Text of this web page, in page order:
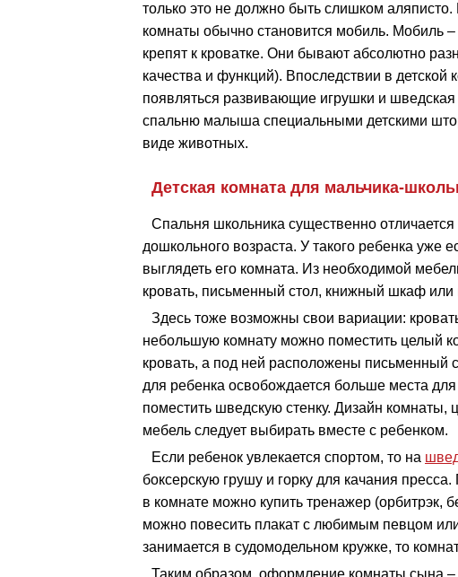
только это не должно быть слишком
комнаты обычно становится мобиль. Мобиль
крепят к кроватке. Они бывают абсолютно
качества и функций). Впоследствии в детской
появляться развивающие игрушки и
спальню малыша специальными детскими
виде животных.
Детская комната для мальчика-
Спальня школьника существенно отличается
дошкольного возраста. У такого ребенка уже
выглядеть его комната. Из необходимой
кровать, письменный стол, книжный шкаф или
Здесь тоже возможны свои вариации:
небольшую комнату можно поместить целый
кровать, а под ней расположены письменный
для ребенка освобождается больше места
поместить шведскую стенку. Дизайн комнаты,
мебель следует выбирать вместе с ребенком.
Если ребенок увлекается спортом, то на
боксерскую грушу и горку для качания
в комнате можно купить тренажер (орбитрэк,
можно повесить плакат с любимым певцом
занимается в судомодельном кружке, то
Таким образом, оформление комнаты сына –